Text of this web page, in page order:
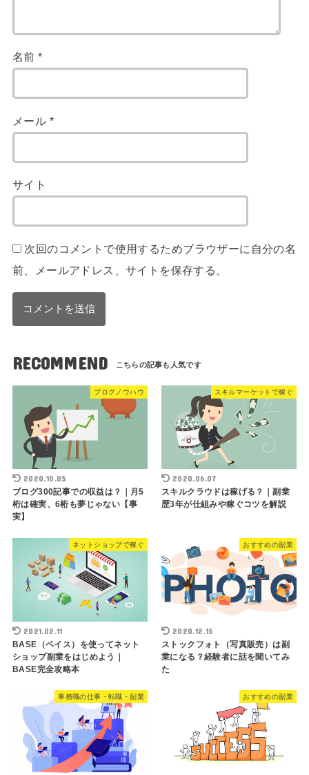
名前*
メール *
サイト
次回のコメントで使用するためブラウザーに自分の名
前、メールアドレス、サイトを保存する。
RECOMMEND
ブログノウハウ
2020.10.05
ブログ300記事での収益は？｜月5
桁は確実、6桁も夢じゃない【事
実】
スキルマーケットで稼ぐ
2020.06.07
スキルクラウドは稼げる？｜副業
歴3年が仕組みや稼ぐコツを解説
ネットショップで稼ぐ
2021.02.11
BASE（ベイス）を使ってネット
ショップ副業をはじめよう｜
BASE完全攻略本
おすすめの副業
2020.12.15
ストックフォト（写真販売）は副
業になる？経験者に話を聞いてみ
た
事務職の仕事・転職・副業 おすすめの副業